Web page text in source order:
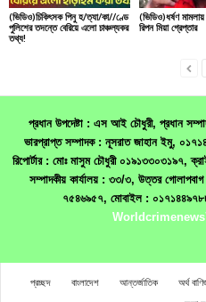
(ভিডিও)চিকিৎসক পিনু হ/ত্যা/কা//ণ্ডে
পুলিশের তদন্তে বেরিয়ে এলো চাঞ্চল্যকর
তথ্য!
(ভিডিও)ধর্ষণ মামলায়
রিপন মিয়া গ্রেপ্তার
প্রধান উপদেষ্টা : এস আই চৌধুরী, প্রধান
ভারপ্রাপ্ত সম্পাদক : নূসরাত জাহান ইমু,
রিপোর্টার : মোঃ মাসুম চৌধুরী ০১৯১৩৩০৩১৯৭,
সম্পাদকীয় কার্যালয় : ৩৩/৩, উত্তর
৭৫৪৬৯৫৭, মোবাইল :
প্রচ্ছদ বাংলাদেশ আন্তর্জাতিক অর্থ